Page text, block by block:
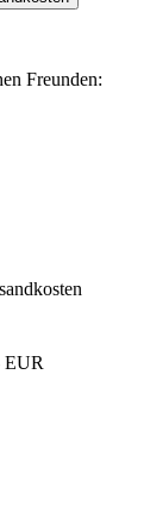
Freunden:
EUR